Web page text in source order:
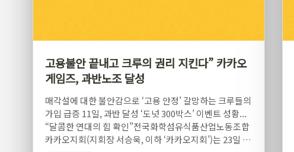
고용불안 끝내고 크루의 권리 지킨다” 카카오
게임즈, 과반노조 달성
매각설에 대한 불안감으로 ‘고용 안정’ 갈망하는 크루들의
가입 급증 11일, 과반 달성 ‘도넛 300박스’ 이벤트 성황...
“달콤한 연대의 힘 확인”전국화학섬유식품산업노동조합
카카오지회(지회장 서승욱, 이하 ‘카카오지회’)는 23일 카